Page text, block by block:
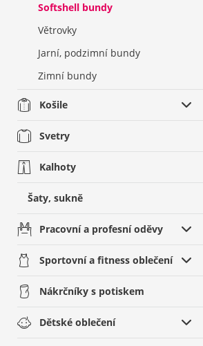
Softshell bundy
Větrovky
Jarní, podzimní bundy
Zimní bundy
Košile
Svetry
Kalhoty
Šaty, sukně
Pracovní a profesní oděvy
Sportovní a fitness oblečení
Nákrčníky s potiskem
Dětské oblečení